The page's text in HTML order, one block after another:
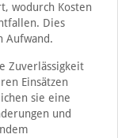
wodurch Kosten
Dies
Aufwand.
Zuverlässigkeit
Einsätzen
sie eine
und